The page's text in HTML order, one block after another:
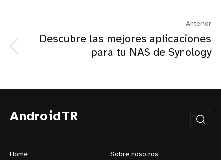
Anterior
Descubre las mejores aplicaciones
para tu NAS de Synology
AndroidTR
Home Sobre nosotros